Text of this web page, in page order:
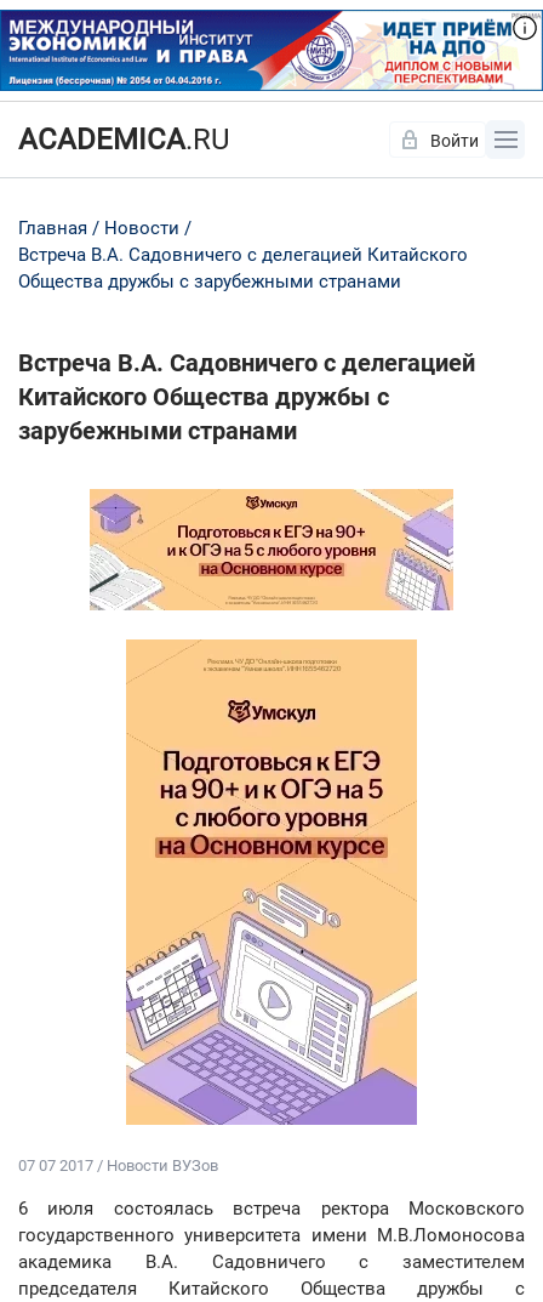
ACADEMICA.RU Войти
Главная
Новости
Встреча В.А. Садовничего с делегацией Китайского
Общества дружбы с зарубежными странами
Встреча В.А. Садовничего с делегацией
Китайского Общества дружбы с
зарубежными странами
07 07 2017 / Новости ВУЗов
6 июля состоялась встреча ректора Московского
государственного университета имени М.В.Ломоносова
академика В.А. Садовничего с заместителем
председателя Китайского Общества дружбы с
Да Нет